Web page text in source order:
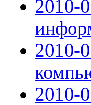
2010-
2010-
2010-